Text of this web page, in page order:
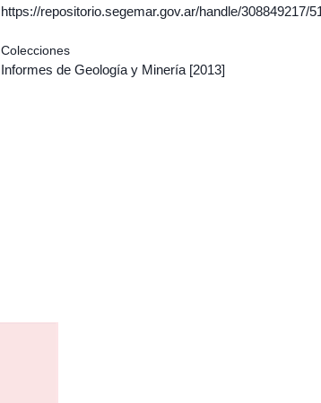
https://repositorio.segemar.gov.ar/handle/308849217/
Colecciones
Informes de Geología y Minería [2013]